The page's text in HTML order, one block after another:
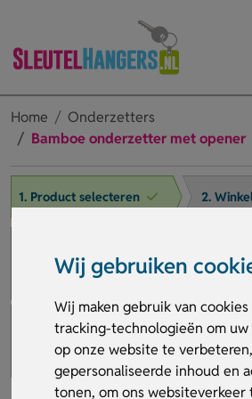
Wij gebruiken
Wij maken gebruik van
tracking-technologieën om
op onze website te
gepersonaliseerde inhoud en
tonen, om ons websiteverkeer
Home
Onderzetters
Bamboe onderzetter met opener
1. Product selecteren